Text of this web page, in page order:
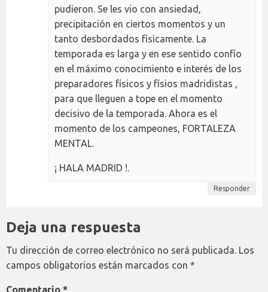
pudieron. Se les vio con ansiedad,
precipitación en ciertos momentos y un
tanto desbordados físicamente. La
temporada es larga y en ese sentido confío
en el máximo conocimiento e interés de los
preparadores físicos y físios madridistas ,
para que lleguen a tope en el momento
decisivo de la temporada. Ahora es el
momento de los campeones, FORTALEZA
MENTAL.
¡ HALA MADRID !.
Responder
Deja una respuesta
Tu dirección de correo electrónico no será publicada. Los
campos obligatorios están marcados con *
Comentario *